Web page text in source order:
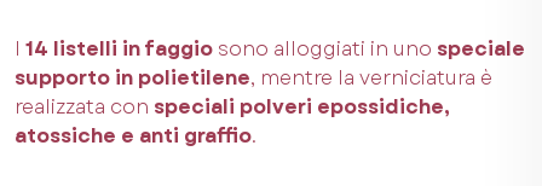
I 14 listelli in faggio sono alloggiati in uno speciale
supporto in polietilene, mentre la verniciatura è
realizzata con speciali polveri epossidiche,
atossiche e anti graffio.